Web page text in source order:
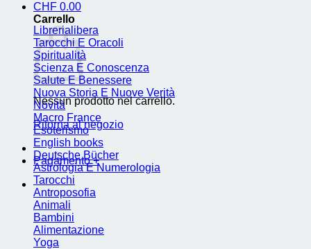
CHF 0.00
Carrello
Nessun prodotto nel carrello.
Ritorna al negozio
Pagamento +
Librerialibera
Tarocchi E Oracoli
Spiritualità
Scienza E Conoscenza
Salute E Benessere
Nuova Storia E Nuove Verità
Novità
Macro France
Esoterismo
English books
Deutsche Bücher
Astrologia E Numerologia
Tarocchi
Antroposofia
Animali
Bambini
Alimentazione
Yoga